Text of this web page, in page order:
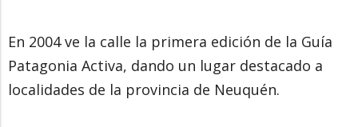
En 2004 ve la calle la primera edición de la Guía
Patagonia Activa, dando un lugar destacado a
localidades de la provincia de Neuquén.